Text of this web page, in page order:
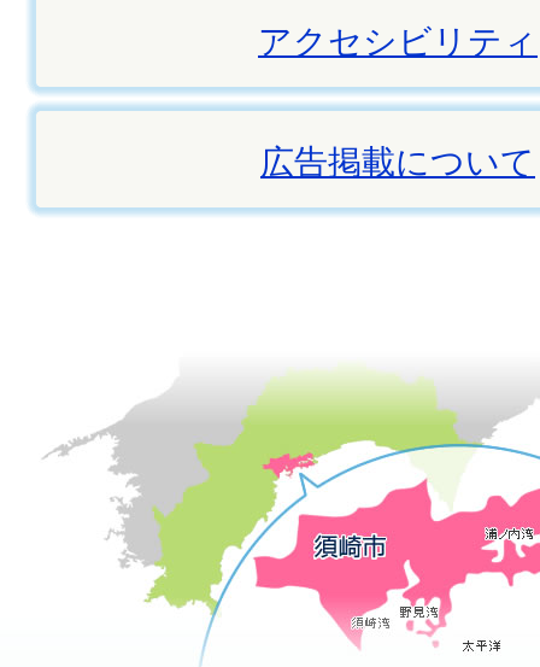
アクセシビリティ
広告掲載について